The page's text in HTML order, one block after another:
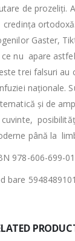
de prozeliți.
credința
Gaster,
ce nu apare
trei falsuri au
naționale.
și de
cuvinte,
până la
978-606-699-
bare